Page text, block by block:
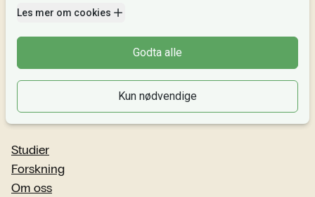
Faktura til NLA
Intranett
Nyttige lenker
Studier
Forskning
Om oss